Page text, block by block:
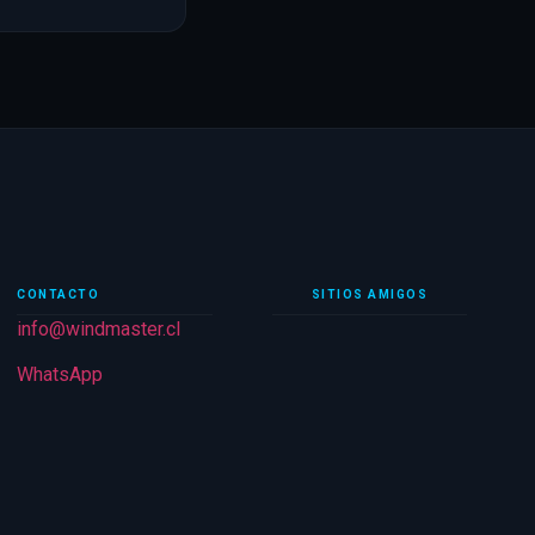
CONTACTO
info@windmaster.cl
WhatsApp
SITIOS AMIGOS